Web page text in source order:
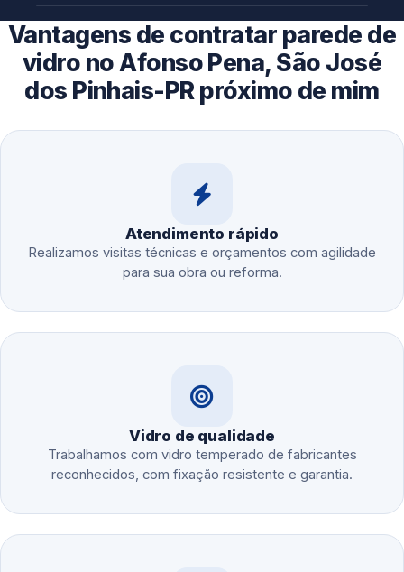
Vantagens de contratar parede de
vidro no Afonso Pena, São José
dos Pinhais-PR próximo de mim
Atendimento rápido
Realizamos visitas técnicas e orçamentos com agilidade
para sua obra ou reforma.
Vidro de qualidade
Trabalhamos com vidro temperado de fabricantes
reconhecidos, com fixação resistente e garantia.